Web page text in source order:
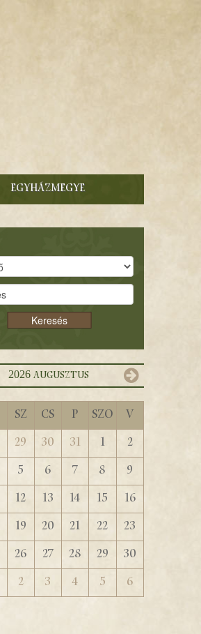
EGYHÁZMEGYE
2026 augusztus
Sz Cs P Szo
V
29 30 31 1
2
5 6 7 8
9
12 13 14 15
16
19 20 21 22
23
26 27 28 29
30
2 3 4 5 6